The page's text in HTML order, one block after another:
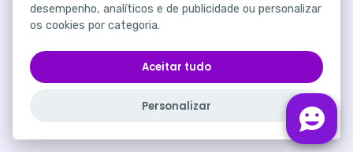
Perguntas Frequentes -
desempenho, analíticos e de publicidade ou personalizar
os cookies por categoria.
Aceitar tudo
Personalizar